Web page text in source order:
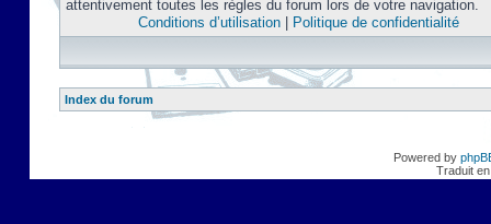
attentivement toutes les règles du forum lors de votre navigation.
Conditions d’utilisation| Politique de confidentialité
Index du forum
Powered by
Traduit